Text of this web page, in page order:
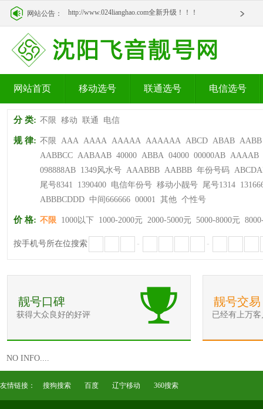
网站公告： http://www.024lianghao.com全新升级！！！
网站首页 移动选号 联通选号 电信选号
分 类: 不限 移动 联通 电信
规 律: 不限 AAA AAAA AAAAA AAAAAA ABCD ABAB AABB
AABBCC AABAAB 40000 ABBA 04000 00000AB AAAAB
098888AB 1349风水号 AAABBB AABBB 年份号码
尾号8341
1390400 电信年份号 移动小靓号 尾号1314
ABBBCDDD 中间666666 00001 其他 个性号
价 格: 不限 1000以下 1000-2000元 2000-5000元 5000-8000元
按手机号所在位搜索 - -
靓号口碑
获得大众良好的好评
靓号交易
已经有上万
NO INFO....
友情链接： 搜狗搜索 百度 辽宁移动 360搜索